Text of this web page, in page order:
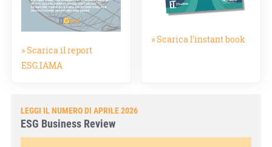
» Scarica il report
ESG.IAMA
» Scarica l'instant book
LEGGI IL NUMERO DI APRILE 2026
ESG Business Review